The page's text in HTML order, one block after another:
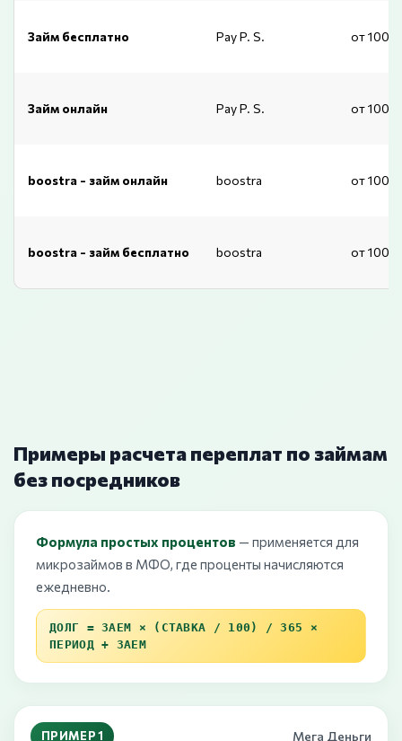
Займ бесплатно Pay P. S. от 1000
Займ онлайн Pay P. S. от
boostra - займ онлайн boostra от
boostra - займ бесплатно boostra от
Примеры расчета переплат по займам
без посредников
Формула простых процентов — применяется для
микрозаймов в МФО, где проценты начисляются
ежедневно.
ДОЛГ = ЗАЕМ × (СТАВКА / 100) / 365 ×
ПЕРИОД + ЗАЕМ
ПРИМЕР 1 Мега Деньги